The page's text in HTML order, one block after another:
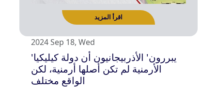
اقرأ المزيد
2024 Sep 18, Wed
'يبررون' الأذربيجانيون أن دولة كيليكيا
الأرمنية لم تكن أصلها أرمنية، لكن
الواقع مختلف